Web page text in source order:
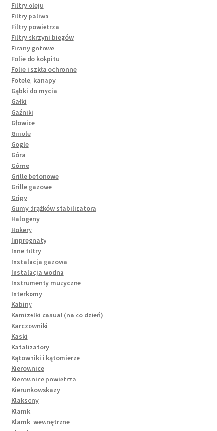
Filtry oleju
Filtry paliwa
Filtry powietrza
Filtry skrzyni biegów
Firany gotowe
Folie do kokpitu
Folie i szkła ochronne
Fotele, kanapy
Gąbki do mycia
Gałki
Gaźniki
Głowice
Gmole
Gogle
Góra
Górne
Grille betonowe
Grille gazowe
Gripy
Gumy drążków stabilizatora
Halogeny
Hokery
Impregnaty
Inne filtry
Instalacja gazowa
Instalacja wodna
Instrumenty muzyczne
Interkomy
Kabiny
Kamizelki casual (na co dzień)
Karczowniki
Kaski
Katalizatory
Kątowniki i kątomierze
Kierownice
Kierownice powietrza
Kierunkowskazy
Klaksony
Klamki
Klamki wewnętrzne